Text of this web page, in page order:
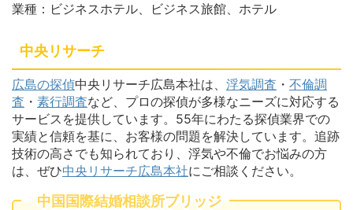
業種：ビジネスホテル、ビジネス旅館、ホテル
中央リサーチ
広島の探偵中央リサーチ広島本社は、 浮気調査 ・ 不倫調
査 ・ 素行調査など、プロの探偵が多様なニーズに対応する
サービスを提供しています。55年にわたる探偵業界での
実績と信頼を基に、お客様の問題を解決しています。追跡
技術の高さでも知られており、浮気や不倫でお悩みの方
は、ぜひ中央リサーチ広島本社にご相談ください。
中国国際結婚相談所ブリッジ